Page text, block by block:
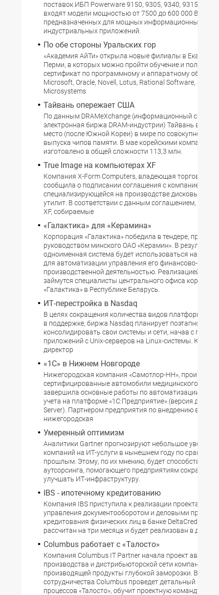
поставок ИБП Powerware 9150, 9305, 9340, 9315 (в эти
входят модели мощностью от 7500 до 600 000 ВА),
предназначенных для мощных информационных
индустриальных приложений.
По обе стороны Уральских гор
«Академия АйТи» открыла новые филиалы в
Перми, в которых можно пройти обучение и получить
сертификат по программному и аппаратному
Microsoft, Oracle, Novell, Lotus, Rational Software, Sun
Microsystems
Тайвань опережает США
По данным DRAMeXchange (информационный сайт и
электронная биржа DRAM-индустрии) Тайвань вышел
место (после Южной Кореи) в мире по совокупному
выпуска чипов памяти. В мае корейскими
изготовлено в общей сложности 113,3 млн.
True Image на компьютерах XF
Компания X-Form Computers, владеющая торговой
сообщила о подписании соглашения с компанией
специализирующейся на производстве дисковых и
утилит. В соответствии с данным соглашением, на
XF, собираемые
«Галактика» для «Керамина»
Корпорация «Галактика» победила в тендере,
руководством минского ОАО «Керамин». В результате
одноименная система будет использоваться на
для автоматизации управления его финансово-
производственной деятельностью. Реализацией
займутся специалисты центрального офиса
«Галактика» в Республике Беларусь.
ИТ-перестройка в Nasdaq
В целях сокращения количества видов платформ,
в поддержке, биржа Nasdaq планирует поэтапно
консолидировать свои системы и сети, начав с
приложений с Unix-серверов на Linux-системы. Как
директор
«1С» в Нижнем Новгороде
Нижегородская компания «Самотлор-НН»,
сертифицированные автомобили медицинского
завершила основные работы по автоматизации
учета на платформе «1С:Предприятие» (версия для
Server). Партнером предприятия по внедрению
нижегородская
Умеренный оптимизм
Аналитики Gartner прогнозируют небольшое
компаний на ИТ-услуги в нынешнем году по
прошлым. Этому, по их мнению, будет
аутсорсинга, помогающего предприятиям сокращать
улучшать ИТ-инфраструктуру.
IBS - ипотечному кредитованию
Компания IBS приступила к реализации проекта
управления документооборотом и деловыми
кредитования физических лиц в банке DeltaCredit.
рассчитан на три месяца и будет реализован в два
Columbus работает с «Талосто»
Компания Columbus IT Partner начала проект
производства и дистрибьюторской сети компании
производящей продукты глубокой заморозки. В
сотрудничества Columbus проведет детальный
процессов «Талосто», обучит проектную команду